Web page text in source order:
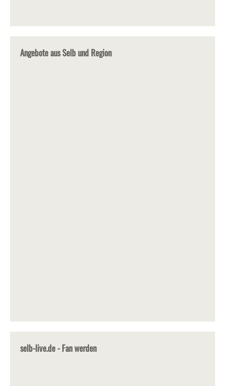
Angebote aus Selb und Region
selb-live.de - Fan werden